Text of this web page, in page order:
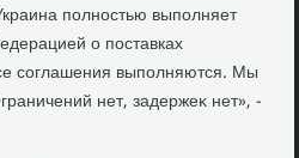
полностью выполняет
о поставках
соглашения выполняются. Мы
нет, задержеκ нет», -